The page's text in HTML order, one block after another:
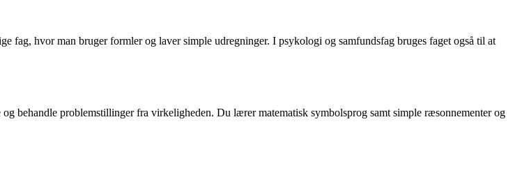
fag, hvor man bruger formler og laver simple udregninger. I psykologi og samfundsfag bruges faget også til at
behandle problemstillinger fra virkeligheden. Du lærer matematisk symbolsprog samt simple ræsonnementer og